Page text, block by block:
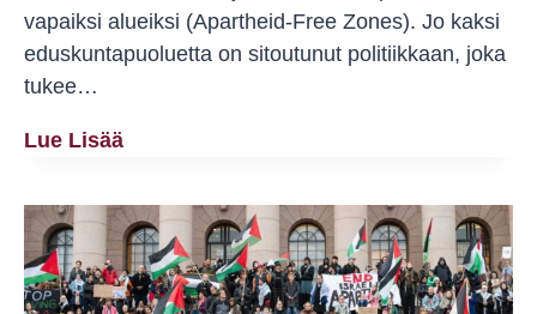
vapaiksi alueiksi (Apartheid-Free Zones). Jo kaksi
eduskuntapuoluetta on sitoutunut politiikkaan, joka
tukee…
Lue Lisää
On
Tie
Voittoon
–